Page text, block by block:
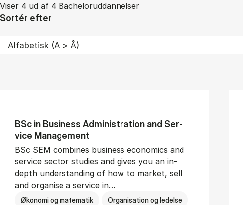
Viser 4 ud af 4 Bacheloruddannelser
Sortér efter
BSc in Busi­ness Ad­min­is­tra­tion and Ser­
vice Man­age­ment
BSc SEM combines business economics and
service sector studies and gives you an in-
depth understanding of how to market, sell
and organise a service in…
Økonomi og matematik Organisation og ledelse